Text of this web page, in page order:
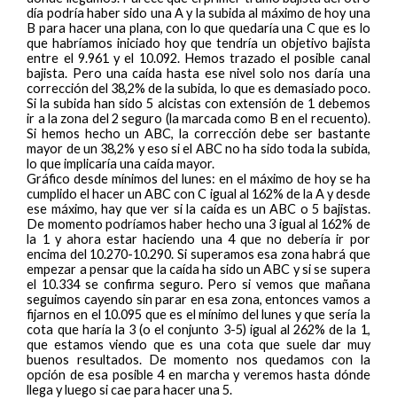
día podría haber sido una A y la subida al máximo de hoy una
B para hacer una plana, con lo que quedaría una C que es lo
que habríamos iniciado hoy que tendría un objetivo bajista
entre el 9.961 y el 10.092. Hemos trazado el posible canal
bajista. Pero una caída hasta ese nivel solo nos daría una
corrección del 38,2% de la subida, lo que es demasiado poco.
Si la subida han sido 5 alcistas con extensión de 1 debemos
ir a la zona del 2 seguro (la marcada como B en el recuento).
Si hemos hecho un ABC, la corrección debe ser bastante
mayor de un 38,2% y eso si el ABC no ha sido toda la subida,
lo que implicaría una caída mayor.
Gráfico desde mínimos del lunes: en el máximo de hoy se ha
cumplido el hacer un ABC con C igual al 162% de la A y desde
ese máximo, hay que ver si la caída es un ABC o 5 bajistas.
De momento podríamos haber hecho una 3 igual al 162% de
la 1 y ahora estar haciendo una 4 que no debería ir por
encima del 10.270-10.290. Si superamos esa zona habrá que
empezar a pensar que la caída ha sido un ABC y si se supera
el 10.334 se confirma seguro. Pero si vemos que mañana
seguimos cayendo sin parar en esa zona, entonces vamos a
fijarnos en el 10.095 que es el mínimo del lunes y que sería la
cota que haría la 3 (o el conjunto 3-5) igual al 262% de la 1,
que estamos viendo que es una cota que suele dar muy
buenos resultados. De momento nos quedamos con la
opción de esa posible 4 en marcha y veremos hasta dónde
llega y luego si cae para hacer una 5.